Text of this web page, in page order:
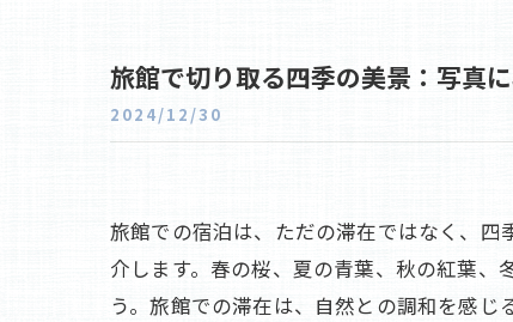
旅館で切り取る四季の美景：写真
2024/12/30
旅館での宿泊は、ただの滞在ではなく、
介します。春の桜、夏の青葉、秋の紅葉
う。旅館での滞在は、自然との調和を感